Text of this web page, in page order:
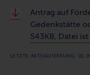
Antrag auf
Gedenkstätte
543KB, Datei
LETZTE AKTUALISIERUNG: